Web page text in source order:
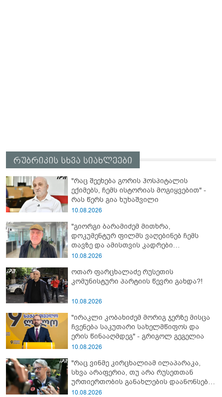
რუბრიკის სხვა სიახლეები
"რაც შეეხება გორის ჰოსპიტალის
ექიმებს, ჩემს ისტორიას მოგიყვებით" -
რას წერს გია ხუხაშვილი
10.08.2026
"გიორგი ბარამიძემ მითხრა,
დოკუმენტურ ფილმს ვაღებინებ ჩემს
თავზე და ამისთვის კადრები
მჭირდებაო... თურმე ამიტომ დაჰყავდა
ომი ვეტერანი მალხაზ თოფურია
10.08.2026
ოთარ ფარცხალაძე რუსეთის
კომუნისტური პარტიის წევრი გახდა?!
10.08.2026
"ირაკლი კობახიძემ მორიგ ჯერზე მისცა
ჩვენება საკუთარი სახელმწიფოს და
ერის წინააღმდეგ" - გრიგოლ გეგელია
10.08.2026
"რაც ვინმე კირცხალიამ ილაპარაკა,
სხვა არაფერია, თუ არა რუსეთთან
ურთიერთობის განახლების დაანონსება"
- ნიკა გვარამია
10.08.2026